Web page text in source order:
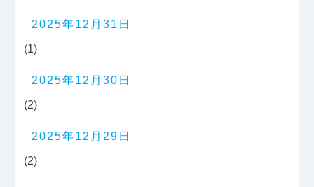
2025年12月31日
(1)
2025年12月30日
(2)
2025年12月29日
(2)